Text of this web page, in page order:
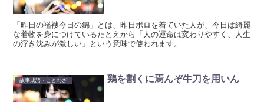
「昨日の襤褸今日の錦」とは、昨日ボロを着ていた人が、今日は綺麗
な着物を身につけているたとえから「人の運命は変わりやすく、人生
の浮き沈みが激しい」という意味で使われます。
故事成語・ことわざ 鶏を割くに焉んぞ牛刀を用いん